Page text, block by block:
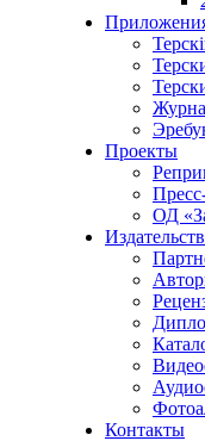
Проекты
ОД
Контакты